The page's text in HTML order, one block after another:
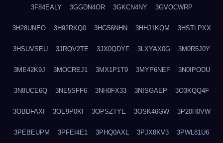
3F84EALY 3GGDN4OR 3GKCN4NY 3GVOCWRP
3H28UNEO 3H92RKQ0 3HG56NHN 3HHJ1KQM 3HSTLPXX
3HSUVSEU 3JRQV2TE 3JX0QDYF 3LXYAX0G 3M0R5J0Y
3ME42K9J 3MOCREJ1 3MX1P1T9 3MYP6NEF 3N0IPODU
3N8UCE6Q 3NE5SFF6 3NH0FX33 3NISGAEP 3O3KQQ4F
3OBDFAXI 3OE9P0KI 3OPSZTYE 3OSK46GW 3P20H0VW
3PEBEUPM 3PFEI4E1 3PHQ0AXL 3PJX8KV3 3PWL81U6